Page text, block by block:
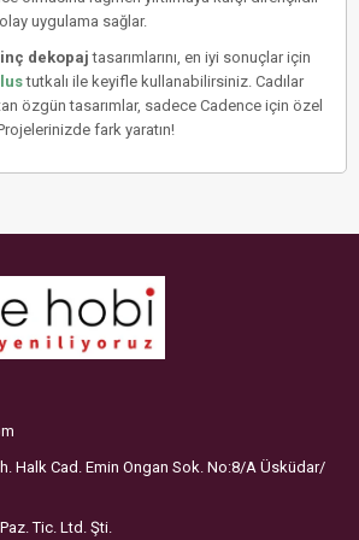
uygulama sağlar.
dekopaj tasarımlarını, en iyi sonuçlar için
tutkalı ile keyifle kullanabilirsiniz. Cadılar
özgün tasarımlar, sadece Cadence için özel
fark yaratın!
Halk Cad. Emin Ongan Sok. No:8/A Üsküdar/
Tic. Ltd. Şti.